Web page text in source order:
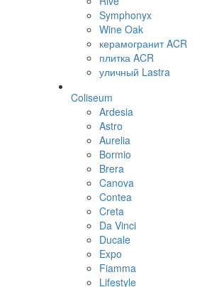
Symphonyx
Wine Oak
керамогранит ACR
плитка ACR
уличный Lastra
Coliseum
Ardesia
Astro
Aurelia
Bormio
Brera
Canova
Contea
Creta
Da Vinci
Ducale
Expo
Fiamma
Lifestyle